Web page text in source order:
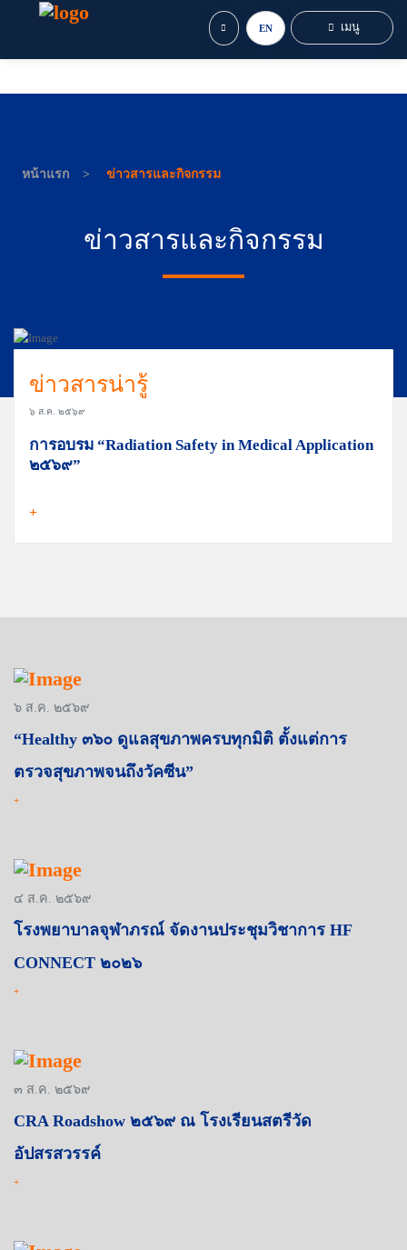
EN เมนู
หน้าแรก ข่าวสารและกิจกรรม
ข่าวสารและกิจกรรม
ข่าวสารน่ารู้
๖ ส.ค. ๒๕๖๙
การอบรม “Radiation Safety in Medical Application
๒๕๖๙”
+
๖ ส.ค. ๒๕๖๙
“Healthy ๓๖๐ ดูแลสุขภาพครบทุกมิติ ตั้งแต่การ
ตรวจสุขภาพจนถึงวัคซีน”
+
๔ ส.ค. ๒๕๖๙
โรงพยาบาลจุฬาภรณ์ จัดงานประชุมวิชาการ HF
CONNECT ๒๐๒๖
+
๓ ส.ค. ๒๕๖๙
CRA Roadshow ๒๕๖๙ ณ โรงเรียนสตรีวัด
อัปสรสวรรค์
+